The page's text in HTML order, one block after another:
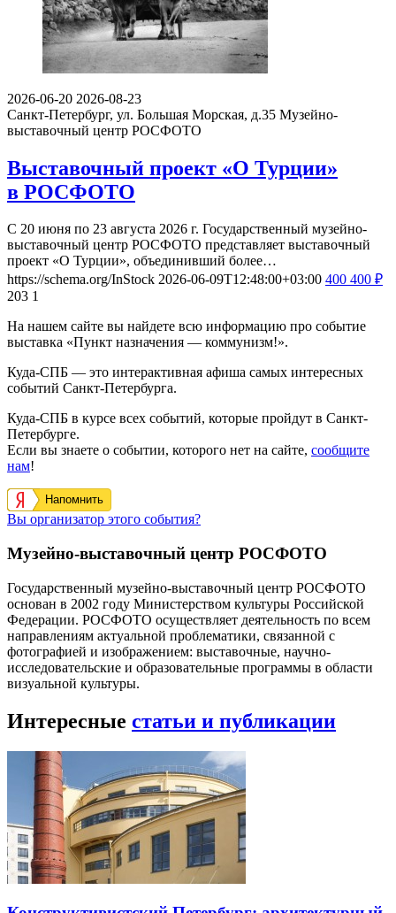
2026-06-20 2026-08-23
Санкт-Петербург, ул. Большая Морская, д.35 Музейно-
выставочный центр РОСФОТО
Выставочный проект «О Турции»
в РОСФОТО
С 20 июня по 23 августа 2026 г. Государственный музейно-
выставочный центр РОСФОТО представляет выставочный
проект «О Турции», объединивший более…
https://schema.org/InStock 2026-06-09T12:48:00+03:00 400 400 ₽
203 1
На нашем сайте вы найдете всю информацию про событие
выставка «Пункт назначения — коммунизм!».
Куда-СПБ — это интерактивная афиша самых интересных
событий Санкт-Петербурга.
Куда-СПБ в курсе всех событий, которые пройдут в Санкт-
Петербурге.
Если вы знаете о событии, которого нет на сайте, сообщите
нам!
Напомнить
Вы организатор этого события?
Музейно-выставочный центр РОСФОТО
Государственный музейно-выставочный центр РОСФОТО
основан в 2002 году Министерством культуры Российской
Федерации. РОСФОТО осуществляет деятельность по всем
направлениям актуальной проблематики, связанной с
фотографией и изображением: выставочные, научно-
исследовательские и образовательные программы в области
визуальной культуры.
Интересные статьи и публикации